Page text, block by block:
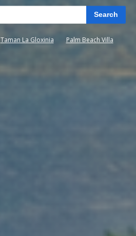
Search
Taman La Gloxinia Palm Beach Villa